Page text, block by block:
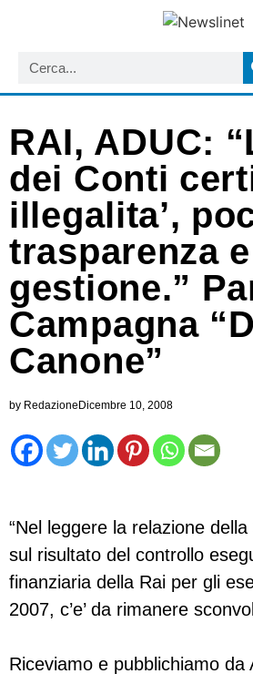
RAI, ADUC:
dei Conti
illegalita’,
trasparenza
gestione.”
Campagna
Canone”
by RedazioneDicembre 10, 2008
“Nel leggere la relazione
sul risultato del controllo
finanziaria della Rai per gli
2007, c’e’ da rimanere
Riceviamo e pubblichiamo da